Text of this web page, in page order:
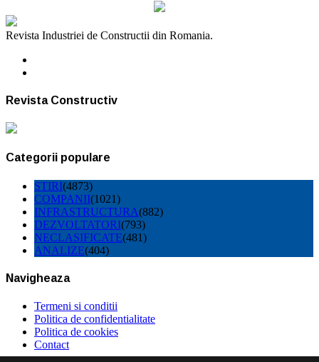
Revista Industriei de Constructii din Romania.
Revista Constructiv
Categorii populare
STIRI(4873)
COMPANII(1021)
INFRASTRUCTURA(882)
DEZVOLTATORI(793)
NECLASIFICATE(481)
ANALIZE(404)
Navigheaza
Termeni si conditii
Politica de confidentialitate
Politica de cookies
Contact